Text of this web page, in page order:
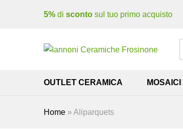
5% di sconto sul tuo primo acquisto
OUTLET CERAMICA MOSAICI
Home » Aliparquets